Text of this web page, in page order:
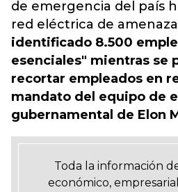
de emergencia del país
red eléctrica de
identificado 8.500
esenciales" mientras se
recortar empleados en
mandato del equipo de
gubernamental de Elon
Toda la información
económico,